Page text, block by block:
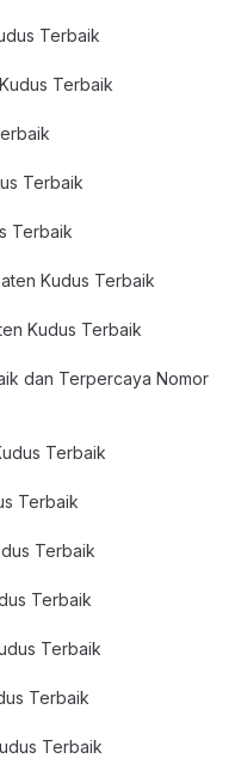
Terbaik
Terbaik
Terbaik
Terbaik
Kudus Terbaik
Kudus Terbaik
dan Terpercaya Nomor
Terbaik
Terbaik
Terbaik
Terbaik
Terbaik
Terbaik
Terbaik